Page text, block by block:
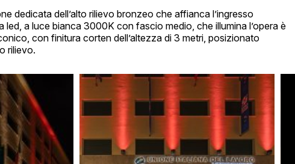
dedicata dell’alto rilievo bronzeo che affianca l’ingresso
led, a luce bianca 3000K con fascio medio, che illumina l’opera è
con finitura corten dell’altezza di 3 metri, posizionato
rilievo.